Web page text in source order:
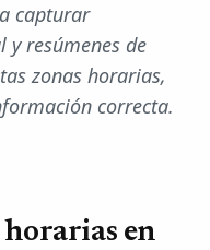
capturar
y resúmenes de
zonas horarias,
correcta.
horarias en